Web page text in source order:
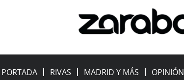
PORTADA RIVAS MADRID Y MÁS OPINIÓN